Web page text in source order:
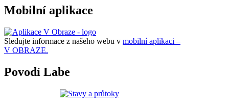
Mobilní aplikace
Sledujte informace z našeho webu v mobilní aplikaci –
V OBRAZE.
Povodí Labe